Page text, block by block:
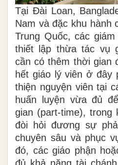
Tại Đài Loan,
Nam và đặc khu hành
Trung Quốc, các
thiết lập thừa tác vụ
cần có thêm thời gian
hết giáo lý viên ở đây
thiện nguyện viên tại
huấn luyện vừa đủ
gian (part-time),
đòi hỏi đương sự
chuyên sâu và phục
đó, các giáo phận